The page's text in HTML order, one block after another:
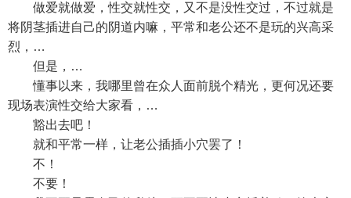
做爱就做爱，性交就性交，又不是没性交过，不过就是
将阴茎插进自己的阴道内嘛，平常和老公还不是玩的兴高采
烈，…
但是，…
懂事以来，我哪里曾在众人面前脱个精光，更何况还要
现场表演性交给大家看，…
豁出去吧！
就和平常一样，让老公插插小穴罢了！
不！
不要！